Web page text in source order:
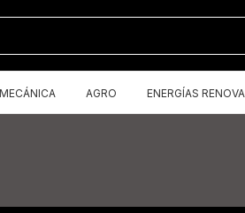
MECÁNICA AGRO ENERGÍAS